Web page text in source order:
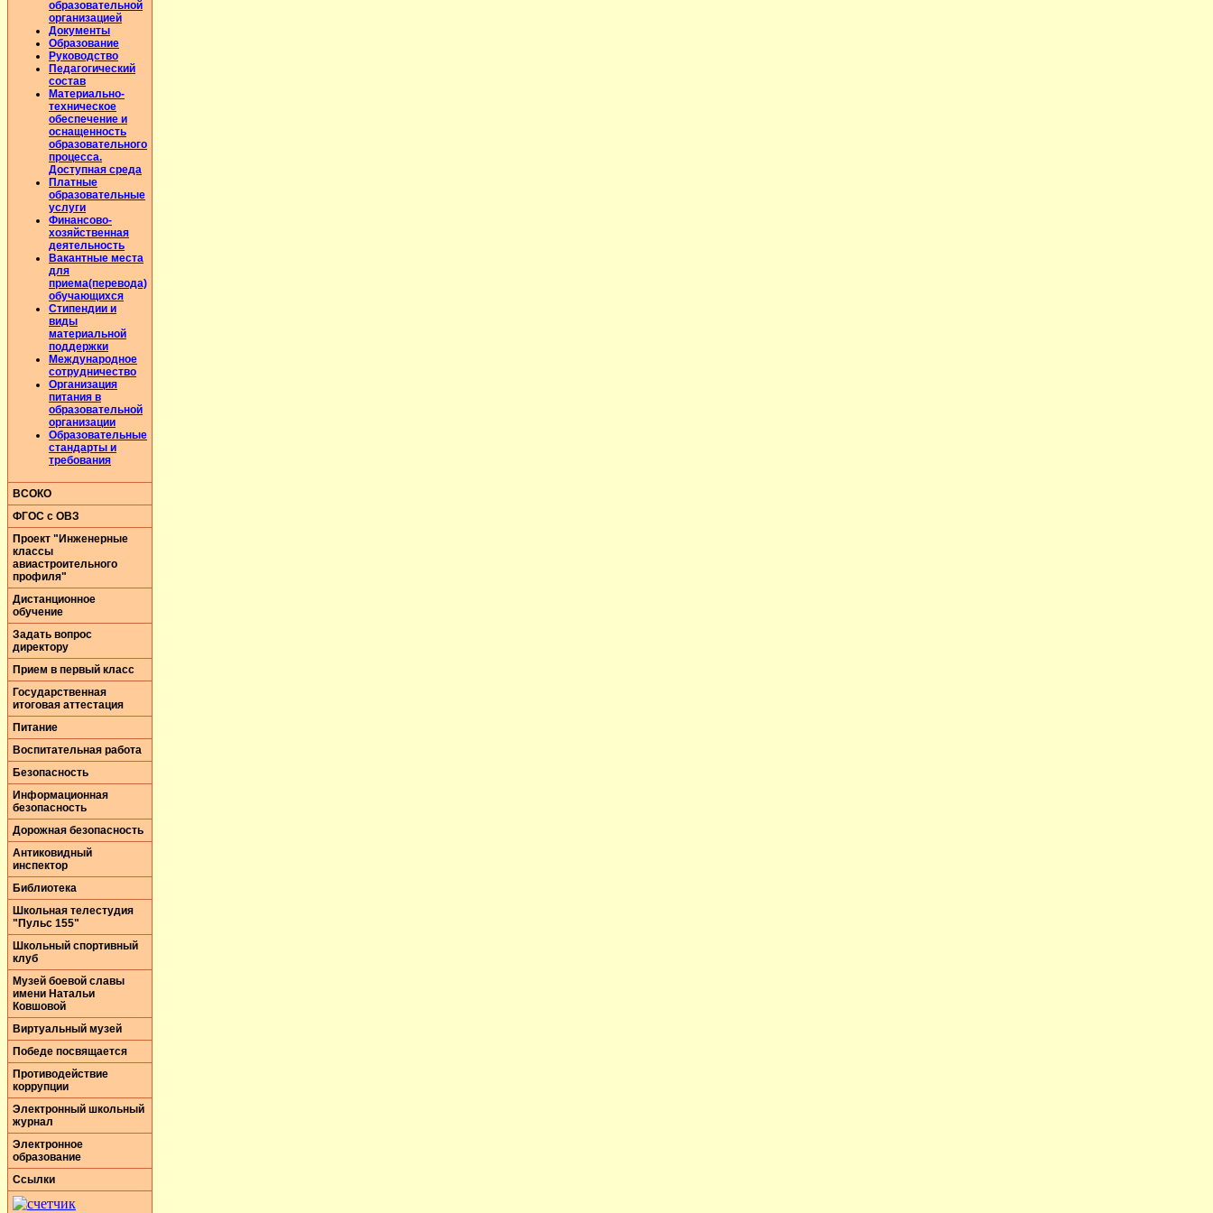
образовательной
организацией
Документы
Образование
Руководство
Педагогический
состав
Материально-
техническое
обеспечение и
оснащенность
образовательного
процесса.
Доступная среда
Платные
образовательные
услуги
Финансово-
хозяйственная
деятельность
Вакантные места
для
приема(перевода)
обучающихся
Стипендии и
виды
материальной
поддержки
Международное
сотрудничество
Организация
питания в
образовательной
организации
Образовательные
стандарты и
требования
ВСОКО
ФГОС с ОВЗ
Проект "Инженерные
классы
авиастроительного
профиля"
Дистанционное
обучение
Задать вопрос
директору
Прием в первый класс
Государственная
итоговая аттестация
Питание
Воспитательная работа
Безопасность
Информационная
безопасность
Дорожная безопасность
Антиковидный
инспектор
Библиотека
Школьная телестудия
"Пульс 155"
Школьный спортивный
клуб
Музей боевой славы
имени Натальи
Ковшовой
Виртуальный музей
Победе посвящается
Противодействие
коррупции
Электронный школьный
журнал
Электронное
образование
Ссылки